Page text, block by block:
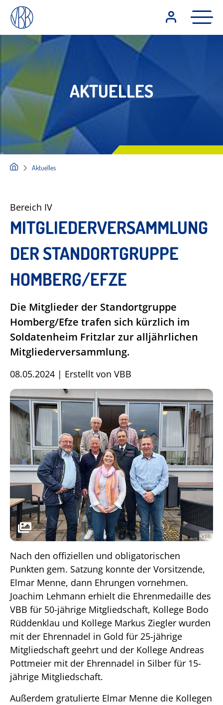
AKTUELLES
Aktuelles
Bereich IV
MITGLIEDERVERSAMMLUNG
DER STANDORTGRUPPE
HOMBERG/EFZE
Die Mitglieder der Standortgruppe
Homberg/Efze trafen sich kürzlich im
Soldatenheim Fritzlar zur alljährlichen
Mitgliederversammlung.
08.05.2024 | Erstellt von VBB
VBB
Nach den offiziellen und obligatorischen
Punkten gem. Satzung konnte der Vorsitzende,
Elmar Menne, dann Ehrungen vornehmen.
Joachim Lehmann erhielt die Ehrenmedaille des
VBB für 50-jährige Mitgliedschaft, Kollege Bodo
Rüddenklau und Kollege Markus Ziegler wurden
mit der Ehrennadel in Gold für 25-jährige
Mitgliedschaft geehrt und der Kollege Andreas
Pottmeier mit der Ehrennadel in Silber für 15-
jährige Mitgliedschaft.
Außerdem gratulierte Elmar Menne die Kollegen